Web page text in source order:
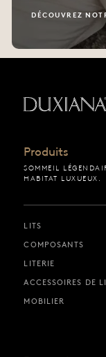
DÉCOUVREZ
Produits
SOMMEIL
HABITAT LUXUEUX.
LITS
COMPOSANTS
LITERIE
ACCESSOIRES DE
MOBILIER